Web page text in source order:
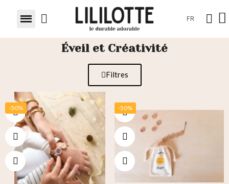
FR
Éveil et Créativité
Filtres
-50% -50%